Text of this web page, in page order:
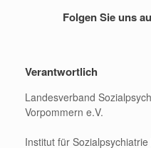
Folgen Sie uns
Verantwortlich
Landesverband
Vorpommern e.V.
Institut für